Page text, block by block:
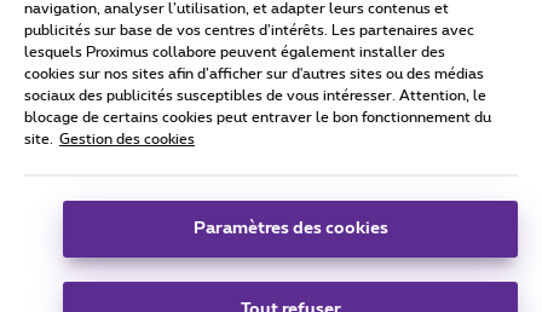
Tous droits réservés. © 2026
Conditions générales, info consommateur
Coordonnées de l’entreprise
Boulevard du Roi Albert II 27 - B-1030 Bruxelles.
navigation, analyser l’utilisation, et adapter leurs contenus et
publicités sur base de vos centres d’intérêts. Les partenaires avec
lesquels Proximus collabore peuvent également installer des
cookies sur nos sites afin d’afficher sur d'autres sites ou des médias
sociaux des publicités susceptibles de vous intéresser. Attention, le
blocage de certains cookies peut entraver le bon fonctionnement du
site.
Gestion des cookies
Paramètres des cookies